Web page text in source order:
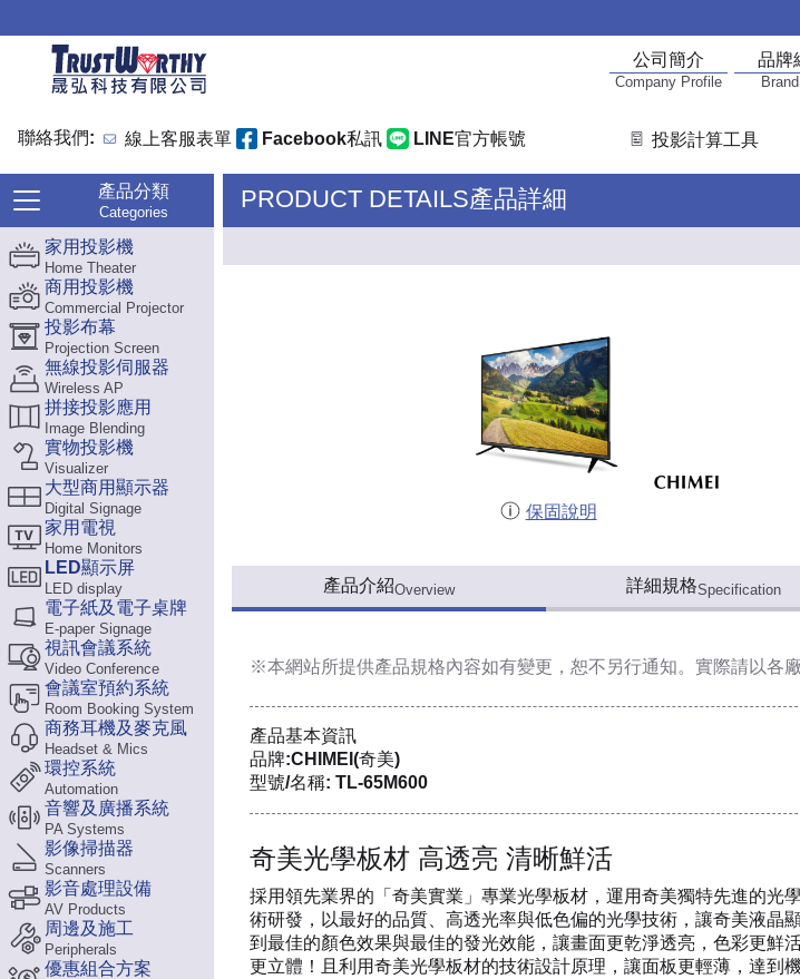
公司簡介
Company Profile
品牌
聯絡我們: 線上客服表單 Facebook私訊 LINE官方帳號 投影計算工具
產品分類
Categories
家用投影機
Home Theater
商用投影機
Commercial Projector
投影布幕
Projection Screen
無線投影伺服器
Wireless AP
拼接投影應用
Image Blending
實物投影機
Visualizer
大型商用顯示器
Digital Signage
家用電視
Home Monitors
LED顯示屏
LED display
電子紙及電子桌牌
E-paper Signage
視訊會議系統
Video Conference
會議室預約系統
Room Booking System
商務耳機及麥克風
Headset & Mics
環控系統
Automation
音響及廣播系統
PA Systems
影像掃描器
Scanners
影音處理設備
AV Products
周邊及施工
Peripherals
優惠組合方案
PRODUCT DETAILS產品詳細
保固說明
產品介紹Overview 詳細規格Specification
※本網站所提供產品規格內容如有變更，恕不另行通知。實際請以各
產品基本資訊
品牌:CHIMEI(奇美)
型號/名稱: TL-65M600
奇美光學板材 高透亮 清晰鮮活
採用領先業界的「奇美實業」專業光學板材，運用奇美獨特先進的光
術研發，以最好的品質、高透光率與低色偏的光學技術，讓奇美液晶
到最佳的顏色效果與最佳的發光效能，讓畫面更乾淨透亮，色彩更鮮
更立體！且利用奇美光學板材的技術設計原理，讓面板更輕薄，達到